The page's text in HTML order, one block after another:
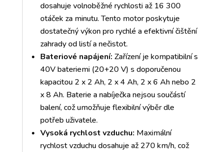
dosahuje volnoběžné rychlosti až 16 300
otáček za minutu. Tento motor poskytuje
dostatečný výkon pro rychlé a efektivní čištění
zahrady od listí a nečistot.
Bateriové napájení: Zařízení je kompatibilní s
40V bateriemi (20+20 V) s doporučenou
kapacitou 2 x 2 Ah, 2 x 4 Ah, 2 x 6 Ah nebo 2
x 8 Ah. Baterie a nabíječka nejsou součástí
balení, což umožňuje flexibilní výběr dle
potřeb uživatele.
Vysoká rychlost vzduchu: Maximální
rychlost vzduchu dosahuje až 270 km/h, což